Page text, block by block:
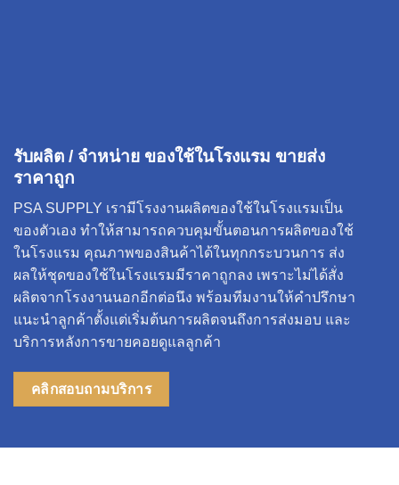
รับผลิต / จำหน่าย ของใช้ในโรงแรม ขายส่ง
ราคาถูก
PSA SUPPLY เรามีโรงงานผลิตของใช้ในโรงแรมเป็น
ของตัวเอง ทำให้สามารถควบคุมขั้นตอนการผลิตของใช้
ในโรงแรม คุณภาพของสินค้าได้ในทุกกระบวนการ ส่ง
ผลให้ชุดของใช้ในโรงแรมมีราคาถูกลง เพราะไม่ได้สั่ง
ผลิตจากโรงงานนอกอีกต่อนึง พร้อมทีมงานให้คำปรึกษา
แนะนำลูกค้าตั้งแต่เริ่มต้นการผลิตจนถึงการส่งมอบ และ
บริการหลังการขายคอยดูแลลูกค้า
คลิกสอบถามบริการ